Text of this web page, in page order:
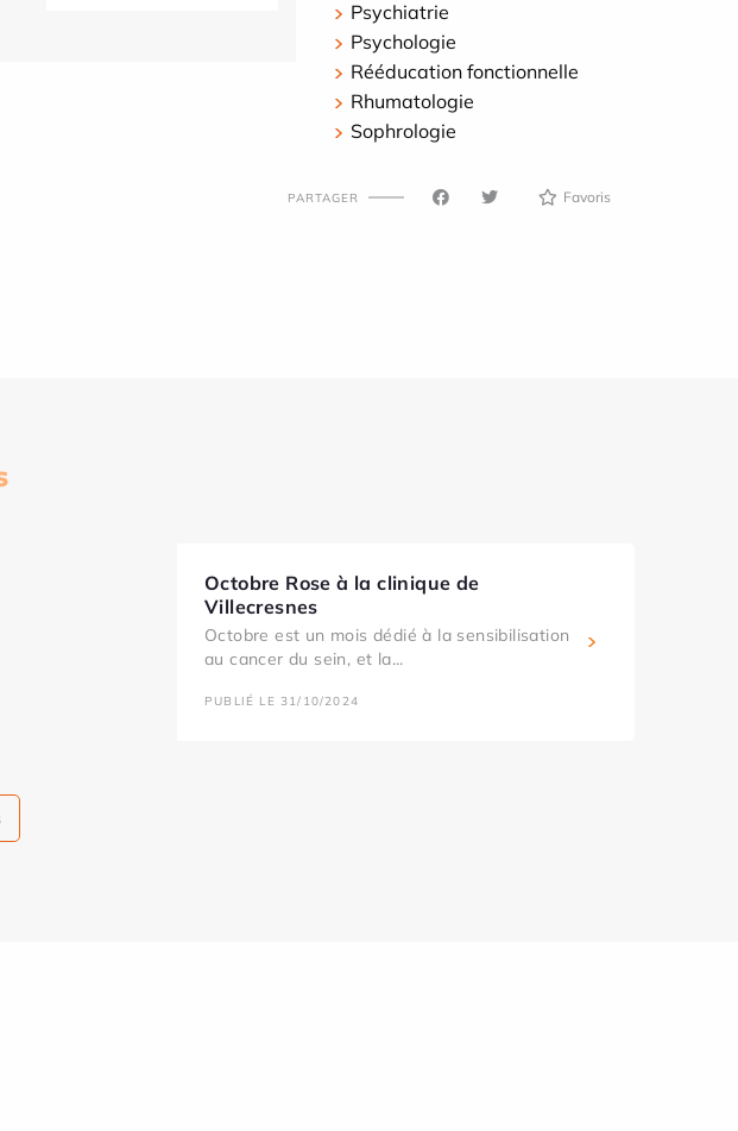
Psychiatrie
Psychologie
Rééducation fonctionnelle
Rhumatologie
Sophrologie
PARTAGER Favoris
Octobre Rose à la clinique de
Villecresnes
Octobre est un mois dédié à la sensibilisation
au cancer du sein, et la...
PUBLIÉ LE 31/10/2024